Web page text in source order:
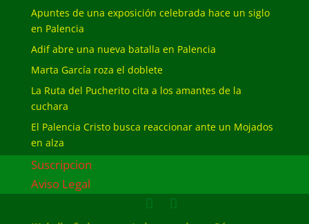
Apuntes de una exposición celebrada hace un siglo
en Palencia
Adif abre una nueva batalla en Palencia
Marta García roza el doblete
La Ruta del Pucherito cita a los amantes de la
cuchara
El Palencia Cristo busca reaccionar ante un Mojados
en alza
Suscripcion
Aviso Legal